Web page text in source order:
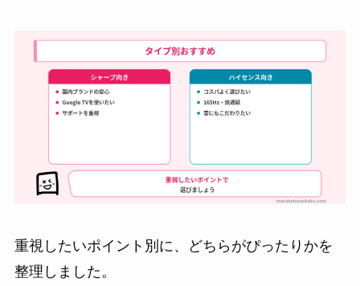
重視したいポイント別に、どちらがぴったりかを
整理しました。